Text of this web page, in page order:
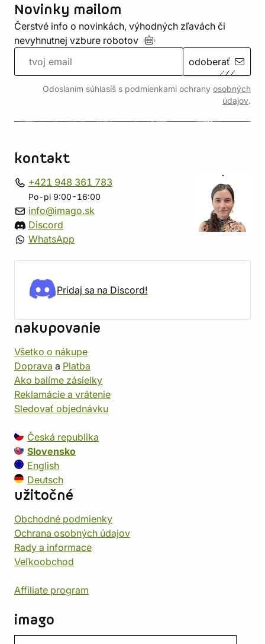
Novinky mailom
Čerstvé info o novinkách, výhodných zľavách či
nevyhnutnej vzbure robotov
odoberať
Odoslaním súhlasíš s podmienkami ochrany osobných
údajov.
kontakt
+421 948 361 783
Po-pi 9:00-16:00
info@imago.sk
Discord
WhatsApp
Pridaj sa na Discord!
nakupovanie
Všetko o nákupe
Doprava a Platba
Ako balíme zásielky
Reklamácie a vrátenie
Sledovať objednávku
Česká republika
Slovensko
English
Deutsch
užitočné
Obchodné podmienky
Ochrana osobných údajov
Rady a informace
Veľkoobchod
Affiliate program
imago